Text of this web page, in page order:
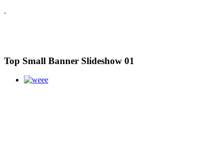
Top Small Banner Slideshow 01